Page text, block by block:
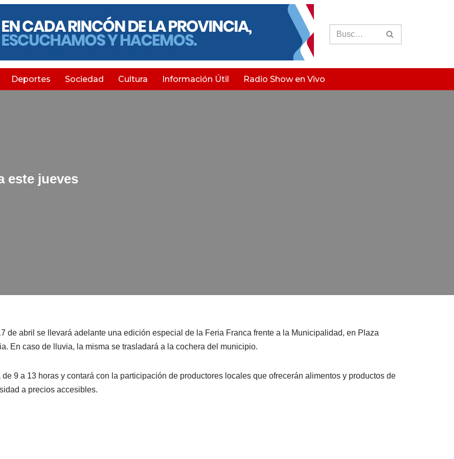
Deportes Sociedad Cultura Información Útil Radio Show en Vivo
este jueves
de abril se llevará adelante una edición especial de la Feria Franca frente a la Municipalidad, en Plaza
En caso de lluvia, la misma se trasladará a la cochera del municipio.
de 9 a 13 horas y contará con la participación de productores locales que ofrecerán alimentos y productos de
a precios accesibles.